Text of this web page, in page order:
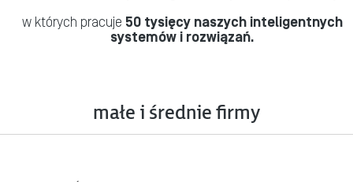
w których pracuje 50 tysięcy naszych inteligentnych
systemów i rozwiązań.
małe i średnie firmy